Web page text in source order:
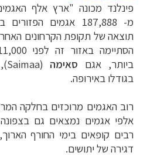
פינלנד מכונה "ארץ אלף
מ- 187,888 אגמים
תוצאה של תקופת הקרחונים
ביותר, אגם סאימה (
Saimaa
בגודלו באירופה.
רוב האגמים מרוכזים בחלקה
אלפי אגמים נמצאים גם
רבים קופאים בימי החורף
דגירה של יתושים.